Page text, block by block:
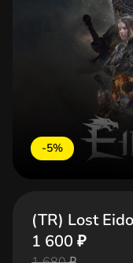
-5%
(TR) Lost
1 600 ₽